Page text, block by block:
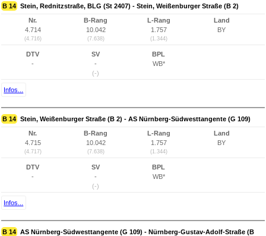
B 14 Stein, Rednitzstraße, BLG (St 2407) - Stein, Weißenburger Straße (B 2)
Nr.
4.714
(4.716)
B-Rang
10.042
(7.638)
L-Rang
1.757
(1.344)
Land
BY
DTV
-
SV
-
(-)
BPL
WB*
Infos...
B 14 Stein, Weißenburger Straße (B 2) - AS Nürnberg-Südwesttangente (G 109)
Nr.
4.715
(4.717)
B-Rang
10.042
(7.638)
L-Rang
1.757
(1.344)
Land
BY
DTV
-
SV
-
(-)
BPL
WB*
Infos...
B 14 AS Nürnberg-Südwesttangente (G 109) - Nürnberg-Gustav-Adolf-Straße (B